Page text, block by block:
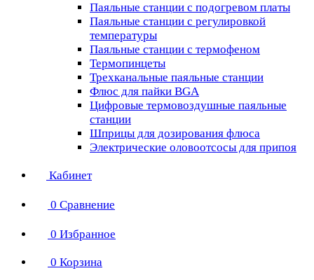
Паяльные станции с подогревом платы
Паяльные станции с регулировкой
температуры
Паяльные станции с термофеном
Термопинцеты
Трехканальные паяльные станции
Флюс для пайки BGA
Цифровые термовоздушные паяльные
станции
Шприцы для дозирования флюса
Электрические оловоотсосы для припоя
Кабинет
0 Сравнение
0 Избранное
0 Корзина